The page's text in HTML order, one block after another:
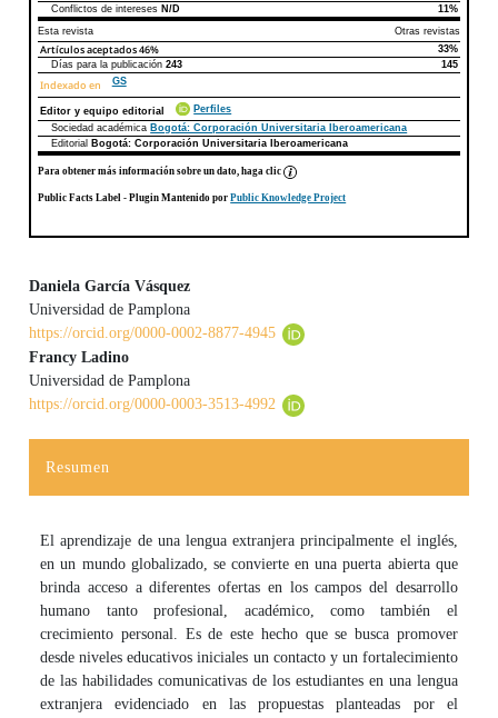
Conflictos de intereses N/D
11%
Esta revista
Otras revistas
Artículos aceptados46%
33%
Días para la publicación243 145
Indexado en GS
Editor y equipo editorial
Perfiles
Sociedad académica Bogotá: Corporación Universitaria Iberoamericana
Editorial
Bogotá: Corporación Universitaria Iberoamericana
Para obtener más información sobre un dato, haga clic
Public Facts Label - Plugin Mantenido porPublic Knowledge Project
Contenido principal del artículo
Daniela García Vásquez
Universidad de Pamplona
https://orcid.org/0000-0002-8877-4945
Francy Ladino
Universidad de Pamplona
https://orcid.org/0000-0003-3513-4992
Resumen
El aprendizaje de una lengua extranjera principalmente el inglés,
en un mundo globalizado, se convierte en una puerta abierta que
brinda acceso a diferentes ofertas en los campos del desarrollo
humano tanto profesional, académico, como también el
crecimiento personal. Es de este hecho que se busca promover
desde niveles educativos iniciales un contacto y un fortalecimiento
de las habilidades comunicativas de los estudiantes en una lengua
extranjera evidenciado en las propuestas planteadas por el